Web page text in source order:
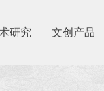
研究 文创产品